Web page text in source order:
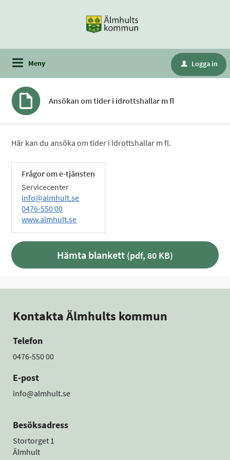
Meny u Logga in
Ansökan om tider i idrottshallar m fl
Här kan du ansöka om tider i idrottshallar m fl.
Frågor om e-tjänsten
Servicecenter
info@almhult.se
0476-550 00
www.almhult.se
Hämta blankett (pdf, 80 KB)
Kontakta Älmhults kommun
Telefon
0476-550 00
E-post
info@almhult.se
Besöksadress
Stortorget 1
Älmhult